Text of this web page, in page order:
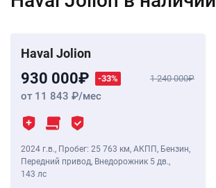
Haval Jolion
930 000 -33% 1 240 000
от 11 843 /мес
2024 г.в., Пробег: 25 763 км, АКПП, Бензин,
Передний привод, Внедорожник 5 дв.,
143 лс